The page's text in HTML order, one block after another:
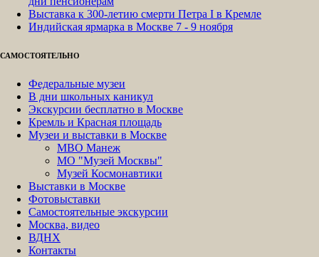
Выставка к 300-летию смерти Петра I в Кремле
Индийская ярмарка в Москве 7 - 9 ноября
САМОСТОЯТЕЛЬНО
Федеральные музеи
В дни школьных каникул
Экскурсии бесплатно в Москве
Кремль и Красная площадь
Музеи и выставки в Москве
МВО Манеж
МО "Музей Москвы"
Музей Космонавтики
Выставки в Москве
Фотовыставки
Самостоятельные экскурсии
Москва, видео
ВДНХ
Контакты